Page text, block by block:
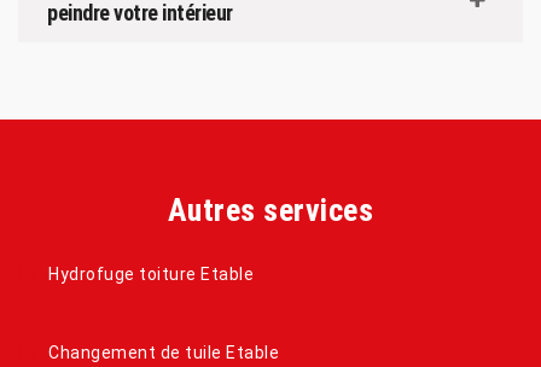
peindre votre intérieur
Autres services
Hydrofuge toiture Etable
Changement de tuile Etable